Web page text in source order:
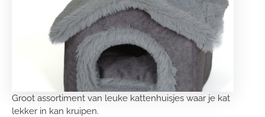
Groot assortiment van leuke kattenhuisjes waar je kat
lekker in kan kruipen.